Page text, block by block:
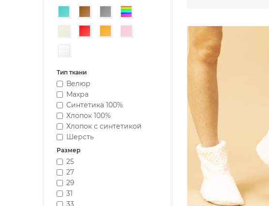
БирюзовыйКоричневый
Серый
БежевыйКрасныйОранжевый
Тип ткани
Велюр
Махра
Синтетика 100%
Хлопок 100%
Хлопок с синтетикой
Шерсть
Размер
25
27
29
31
33